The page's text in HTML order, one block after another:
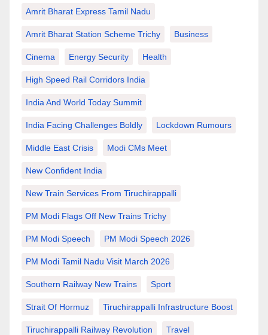
Amrit Bharat Express Tamil Nadu
Amrit Bharat Station Scheme Trichy Business
Cinema Energy Security Health
High Speed Rail Corridors India
India And World Today Summit
India Facing Challenges Boldly Lockdown Rumours
Middle East Crisis Modi CMs Meet
New Confident India
New Train Services From Tiruchirappalli
PM Modi Flags Off New Trains Trichy
PM Modi Speech PM Modi Speech 2026
PM Modi Tamil Nadu Visit March 2026
Southern Railway New Trains Sport
Strait Of Hormuz Tiruchirappalli Infrastructure Boost
Tiruchirappalli Railway Revolution Travel